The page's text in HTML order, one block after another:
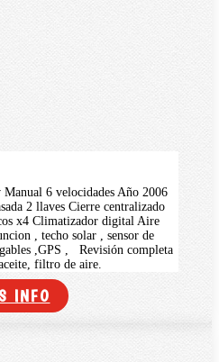
6 velocidades Año 2006
2 llaves Cierre centralizado
x4 Climatizador digital Aire
, techo solar , sensor de
,GPS , Revisión completa
filtro de aire.
INFO